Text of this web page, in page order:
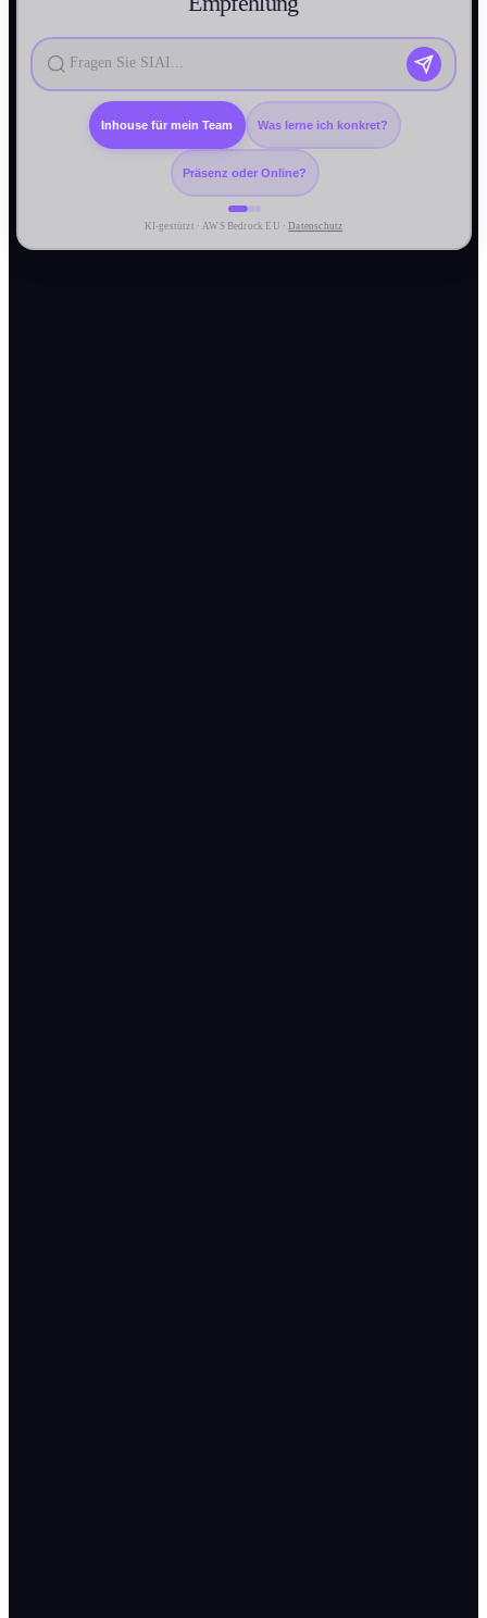
Was lerne ich konkret?
Präsenz oder Online?
Inhouse für mein Team
KI-gestützt · AWS Bedrock EU ·Datenschutz